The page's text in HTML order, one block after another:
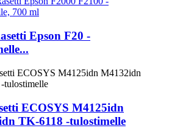
Epson F20 -
ECOSYS M4125idn
TK-6118 -tulostimelle